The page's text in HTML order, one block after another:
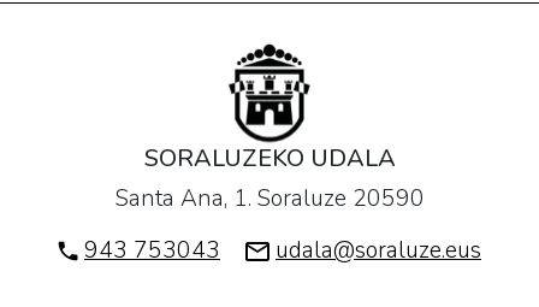
SORALUZEKO UDALA
Santa Ana, 1. Soraluze 20590
943 753043
udala@soraluze.eus